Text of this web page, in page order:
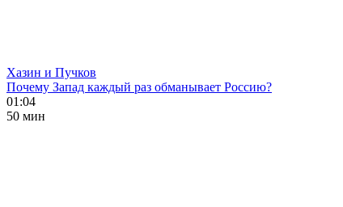
Хазин и Пучков
Почему Запад каждый раз обманывает Россию?
01:04
50 мин